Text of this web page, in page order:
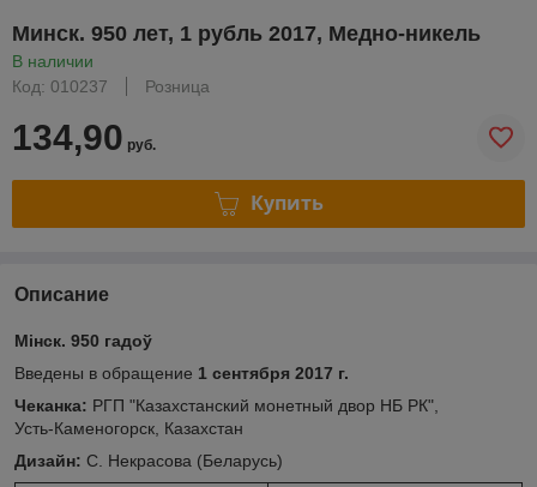
Минск. 950 лет, 1 рубль 2017, Медно-никель
В наличии
Код: 010237
Розница
134,90 руб.
Купить
Описание
Мінск. 950 гадоў
Введены в обращение 1 сентября 2017 г.
Чеканка: РГП "Казахстанский монетный двор НБ РК",
Усть-Каменогорск, Казахстан
Дизайн: С. Некрасова (Беларусь)